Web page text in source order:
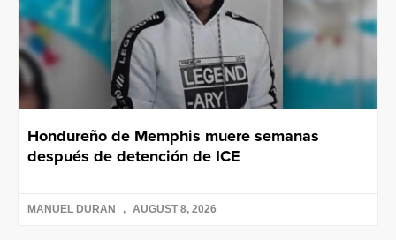
Hondureño de Memphis muere semanas
después de detención de ICE
MANUEL DURAN AUGUST 8, 2026